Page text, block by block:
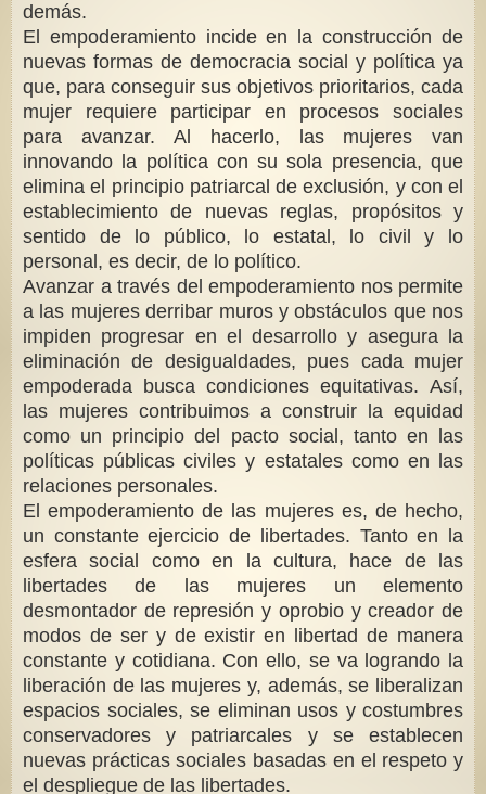
demás.
El empoderamiento incide en la construcción de
nuevas formas de democracia social y política ya
que, para conseguir sus objetivos prioritarios, cada
mujer requiere participar en procesos sociales
para avanzar. Al hacerlo, las mujeres van
innovando la política con su sola presencia, que
elimina el principio patriarcal de exclusión, y con el
establecimiento de nuevas reglas, propósitos y
sentido de lo público, lo estatal, lo civil y lo
personal, es decir, de lo político.
Avanzar a través del empoderamiento nos permite
a las mujeres derribar muros y obstáculos que nos
impiden progresar en el desarrollo y asegura la
eliminación de desigualdades, pues cada mujer
empoderada busca condiciones equitativas. Así,
las mujeres contribuimos a construir la equidad
como un principio del pacto social, tanto en las
políticas públicas civiles y estatales como en las
relaciones personales.
El empoderamiento de las mujeres es, de hecho,
un constante ejercicio de libertades. Tanto en la
esfera social como en la cultura, hace de las
libertades de las mujeres un elemento
desmontador de represión y oprobio y creador de
modos de ser y de existir en libertad de manera
constante y cotidiana. Con ello, se va logrando la
liberación de las mujeres y, además, se liberalizan
espacios sociales, se eliminan usos y costumbres
conservadores y patriarcales y se establecen
nuevas prácticas sociales basadas en el respeto y
el despliegue de las libertades.